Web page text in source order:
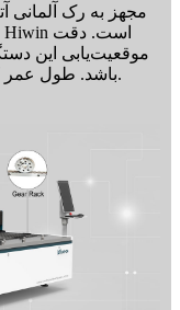
1.5G باشد. طول عمر کاری آن بیش از 15 سال است.